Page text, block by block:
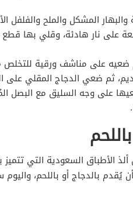
المشكل والملح والفلفل
على نار هادئة، وقلي بها قطع
على مناشف ورقية للتخلص
ثم ضعي الدجاج المقلي على
على وجه السليق مع البصل
الأطباق السعودية التي
أن يُقدم بالدجاج أو باللحم،